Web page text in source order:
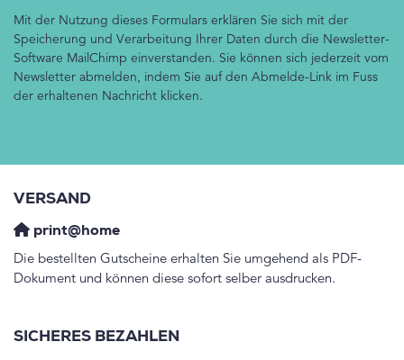
Mit der Nutzung dieses Formulars erklären Sie sich mit der
Speicherung und Verarbeitung Ihrer Daten durch die Newsletter-
Software MailChimp einverstanden. Sie können sich jederzeit vom
Newsletter abmelden, indem Sie auf den Abmelde-Link im Fuss
der erhaltenen Nachricht klicken.
VERSAND
print@home
Die bestellten Gutscheine erhalten Sie umgehend als PDF-
Dokument und können diese sofort selber ausdrucken.
SICHERES BEZAHLEN